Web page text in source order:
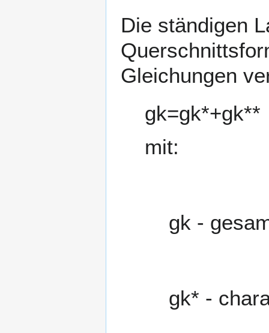
Die ständigen
Gleichungen
gk=gk*+gk**
mit:
gk -
gk* -